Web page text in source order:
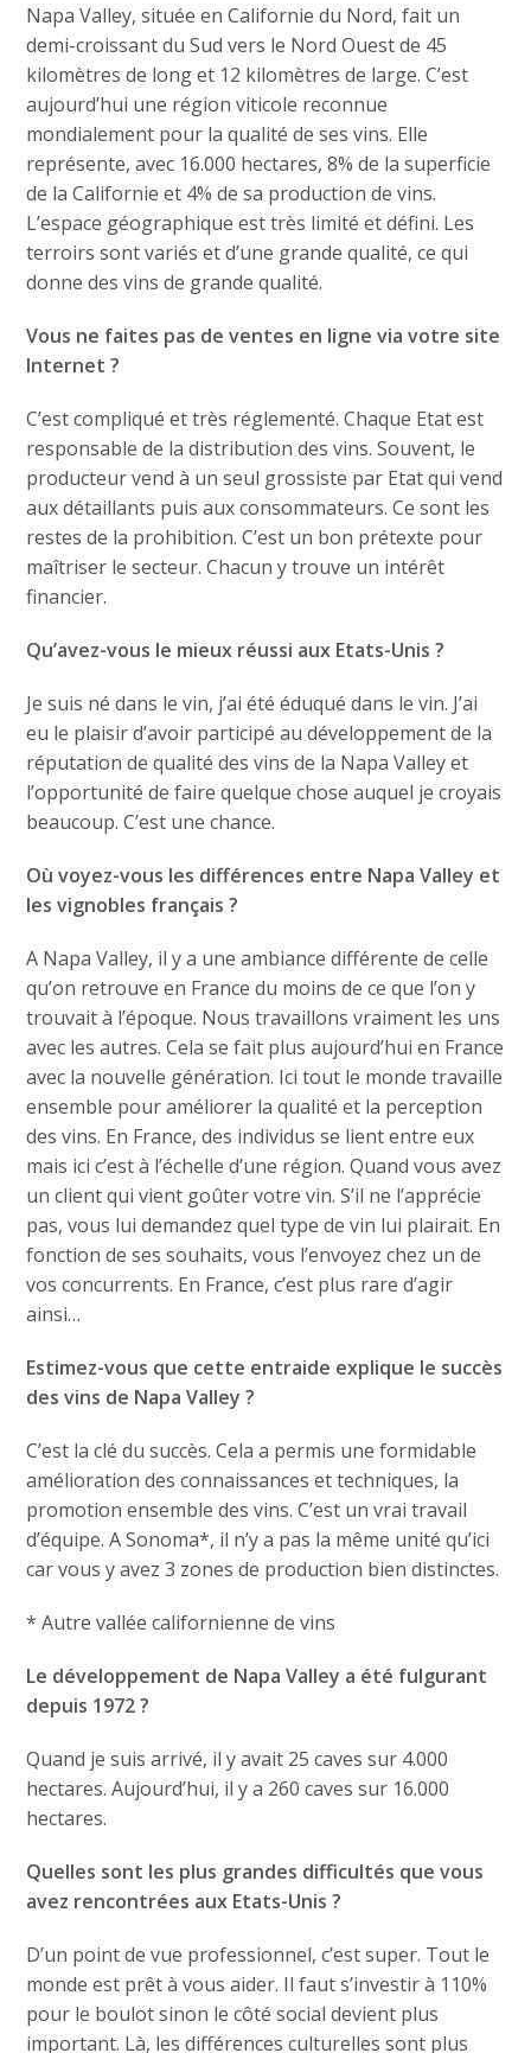
Napa Valley, située en Californie du Nord, fait un
demi-croissant du Sud vers le Nord Ouest de 45
kilomètres de long et 12 kilomètres de large. C’est
aujourd’hui une région viticole reconnue
mondialement pour la qualité de ses vins. Elle
représente, avec 16.000 hectares, 8% de la superficie
de la Californie et 4% de sa production de vins.
L’espace géographique est très limité et défini. Les
terroirs sont variés et d’une grande qualité, ce qui
donne des vins de grande qualité.
Vous ne faites pas de ventes en ligne via votre site
Internet ?
C’est compliqué et très réglementé. Chaque Etat est
responsable de la distribution des vins. Souvent, le
producteur vend à un seul grossiste par Etat qui vend
aux détaillants puis aux consommateurs. Ce sont les
restes de la prohibition. C’est un bon prétexte pour
maîtriser le secteur. Chacun y trouve un intérêt
financier.
Qu’avez-vous le mieux réussi aux Etats-Unis ?
Je suis né dans le vin, j’ai été éduqué dans le vin. J’ai
eu le plaisir d’avoir participé au développement de la
réputation de qualité des vins de la Napa Valley et
l’opportunité de faire quelque chose auquel je croyais
beaucoup. C’est une chance.
Où voyez-vous les différences entre Napa Valley et
les vignobles français ?
A Napa Valley, il y a une ambiance différente de celle
qu’on retrouve en France du moins de ce que l’on y
trouvait à l’époque. Nous travaillons vraiment les uns
avec les autres. Cela se fait plus aujourd’hui en France
avec la nouvelle génération. Ici tout le monde travaille
ensemble pour améliorer la qualité et la perception
des vins. En France, des individus se lient entre eux
mais ici c’est à l’échelle d’une région. Quand vous avez
un client qui vient goûter votre vin. S’il ne l’apprécie
pas, vous lui demandez quel type de vin lui plairait. En
fonction de ses souhaits, vous l’envoyez chez un de
vos concurrents. En France, c’est plus rare d’agir
ainsi…
Estimez-vous que cette entraide explique le succès
des vins de Napa Valley ?
C’est la clé du succès. Cela a permis une formidable
amélioration des connaissances et techniques, la
promotion ensemble des vins. C’est un vrai travail
d’équipe. A Sonoma*, il n’y a pas la même unité qu’ici
car vous y avez 3 zones de production bien distinctes.
* Autre vallée californienne de vins
Le développement de Napa Valley a été fulgurant
depuis 1972 ?
Quand je suis arrivé, il y avait 25 caves sur 4.000
hectares. Aujourd’hui, il y a 260 caves sur 16.000
hectares.
Quelles sont les plus grandes difficultés que vous
avez rencontrées aux Etats-Unis ?
D’un point de vue professionnel, c’est super. Tout le
monde est prêt à vous aider. Il faut s’investir à 110%
pour le boulot sinon le côté social devient plus
important. Là, les différences culturelles sont plus